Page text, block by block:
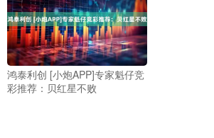
鸿泰利创 [小炮APP]专家魁仔竞
彩推荐：贝红星不败